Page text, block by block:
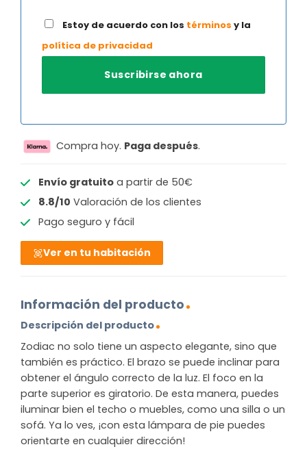
Estoy de acuerdo con los términos y la
política de privacidad
Compra hoy. Paga después.
Envío gratuitoa partir de 50€
8.8/10 Valoración de los clientes
Pago seguro y fácil
Ver en tu habitación
Información del producto
Descripción del producto
Zodiac no solo tiene un aspecto elegante, sino que
también es práctico. El brazo se puede inclinar para
obtener el ángulo correcto de la luz. El foco en la
parte superior es giratorio. De esta manera, puedes
iluminar bien el techo o muebles, como una silla o un
sofá. Ya lo ves, ¡con esta lámpara de pie puedes
orientarte en cualquier dirección!